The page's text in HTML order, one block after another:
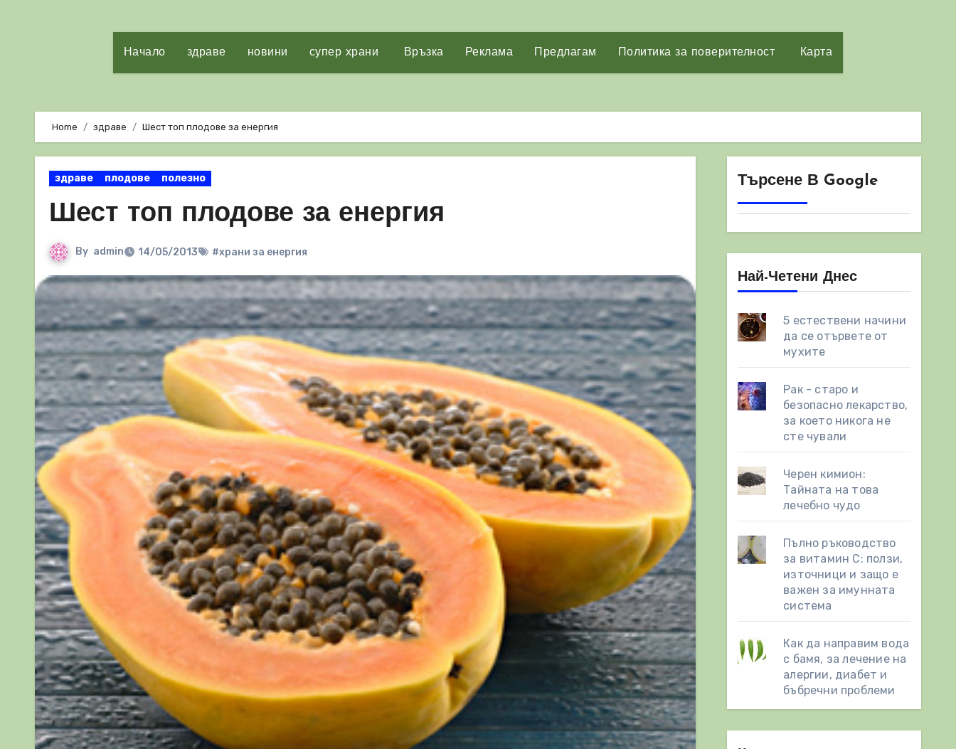
Начало здраве новини супер храни Връзка Реклама Предлагам Политика за поверителност Карта
Home здраве Шест топ плодове за енергия
здраве плодове полезно
Шест топ плодове за енергия
By admin 14/05/2013 #храни за енергия
Търсене В Google
Най-Четени Днес
5 естествени начини
да се отървете от
мухите
Рак - старо и
безопасно лекарство,
за което никога не
сте чували
Черен кимион:
Тайната на това
лечебно чудо
Пълно ръководство
за витамин С: ползи,
източници и защо е
важен за имунната
система
Как да направим вода
с бамя, за лечение на
алергии, диабет и
бъбречни проблеми